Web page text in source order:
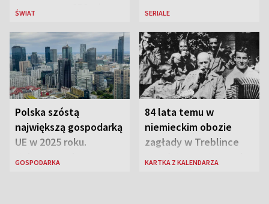
przeznaczy 656 mln
ŚWIAT SERIALE
Polska szóstą
największą gospodarką
UE w 2025 roku.
Najnowsze dane
GOSPODARKA
84 lata temu w
niemieckim obozie
zagłady w Treblince
zmarł Janusz Korczak
KARTKA Z KALENDARZA